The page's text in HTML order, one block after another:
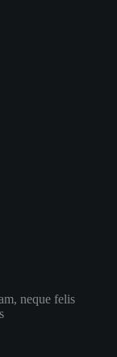
neque felis